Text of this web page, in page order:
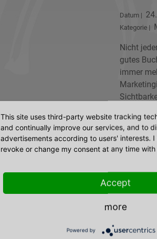
Datum |
Kategorie |
Nicht
gutes
immer
mehr
eigenes
ihre
die
sich
Natalie
dass der
Händen
This site uses third-party website tracking
and continually improve our services, and to
advertisements according to users' interests. I
revoke or change my consent at any time
Accept
more
Powered by